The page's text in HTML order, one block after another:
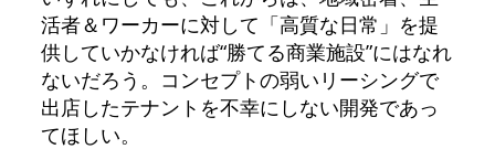
活者＆ワーカーに対して「高質な日常」を提
供していかなければ“勝てる商業施設”にはなれ
ないだろう。コンセプトの弱いリーシングで
出店したテナントを不幸にしない開発であっ
てほしい。